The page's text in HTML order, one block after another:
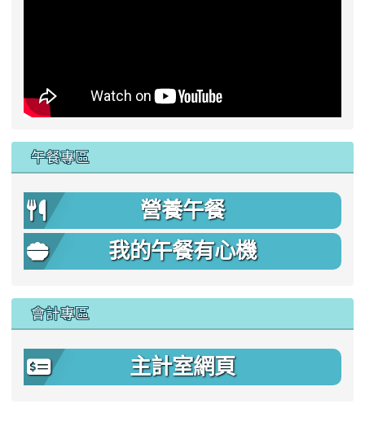
午餐專區
營養午餐
我的午餐有心機
會計專區
主計室網頁